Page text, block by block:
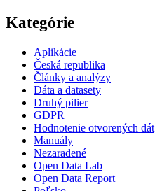
Kategórie
Aplikácie
Česká republika
Články a analýzy
Dáta a datasety
Druhý pilier
GDPR
Hodnotenie otvorených dát
Manuály
Nezaradené
Open Data Lab
Open Data Report